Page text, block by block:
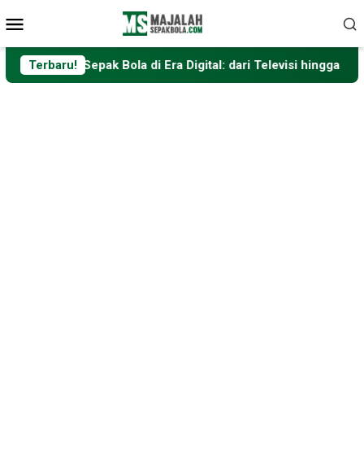
ke
kontenMobile
Terbaru!
Bola di Era Digital: dari Televisi hingga Platform Streaming